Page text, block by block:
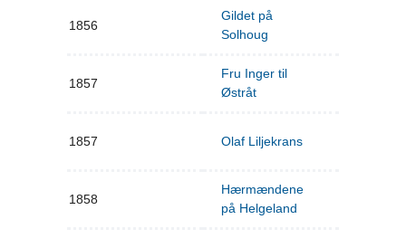
1856
Gildet på
Solhoug
1857
Fru Inger til
Østråt
1857 Olaf Liljekrans
1858
Hærmændene
på Helgeland